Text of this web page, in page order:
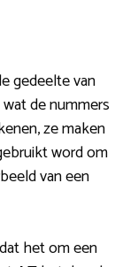
gedeelte van
de nummers
ze maken
word om
van een
het om een